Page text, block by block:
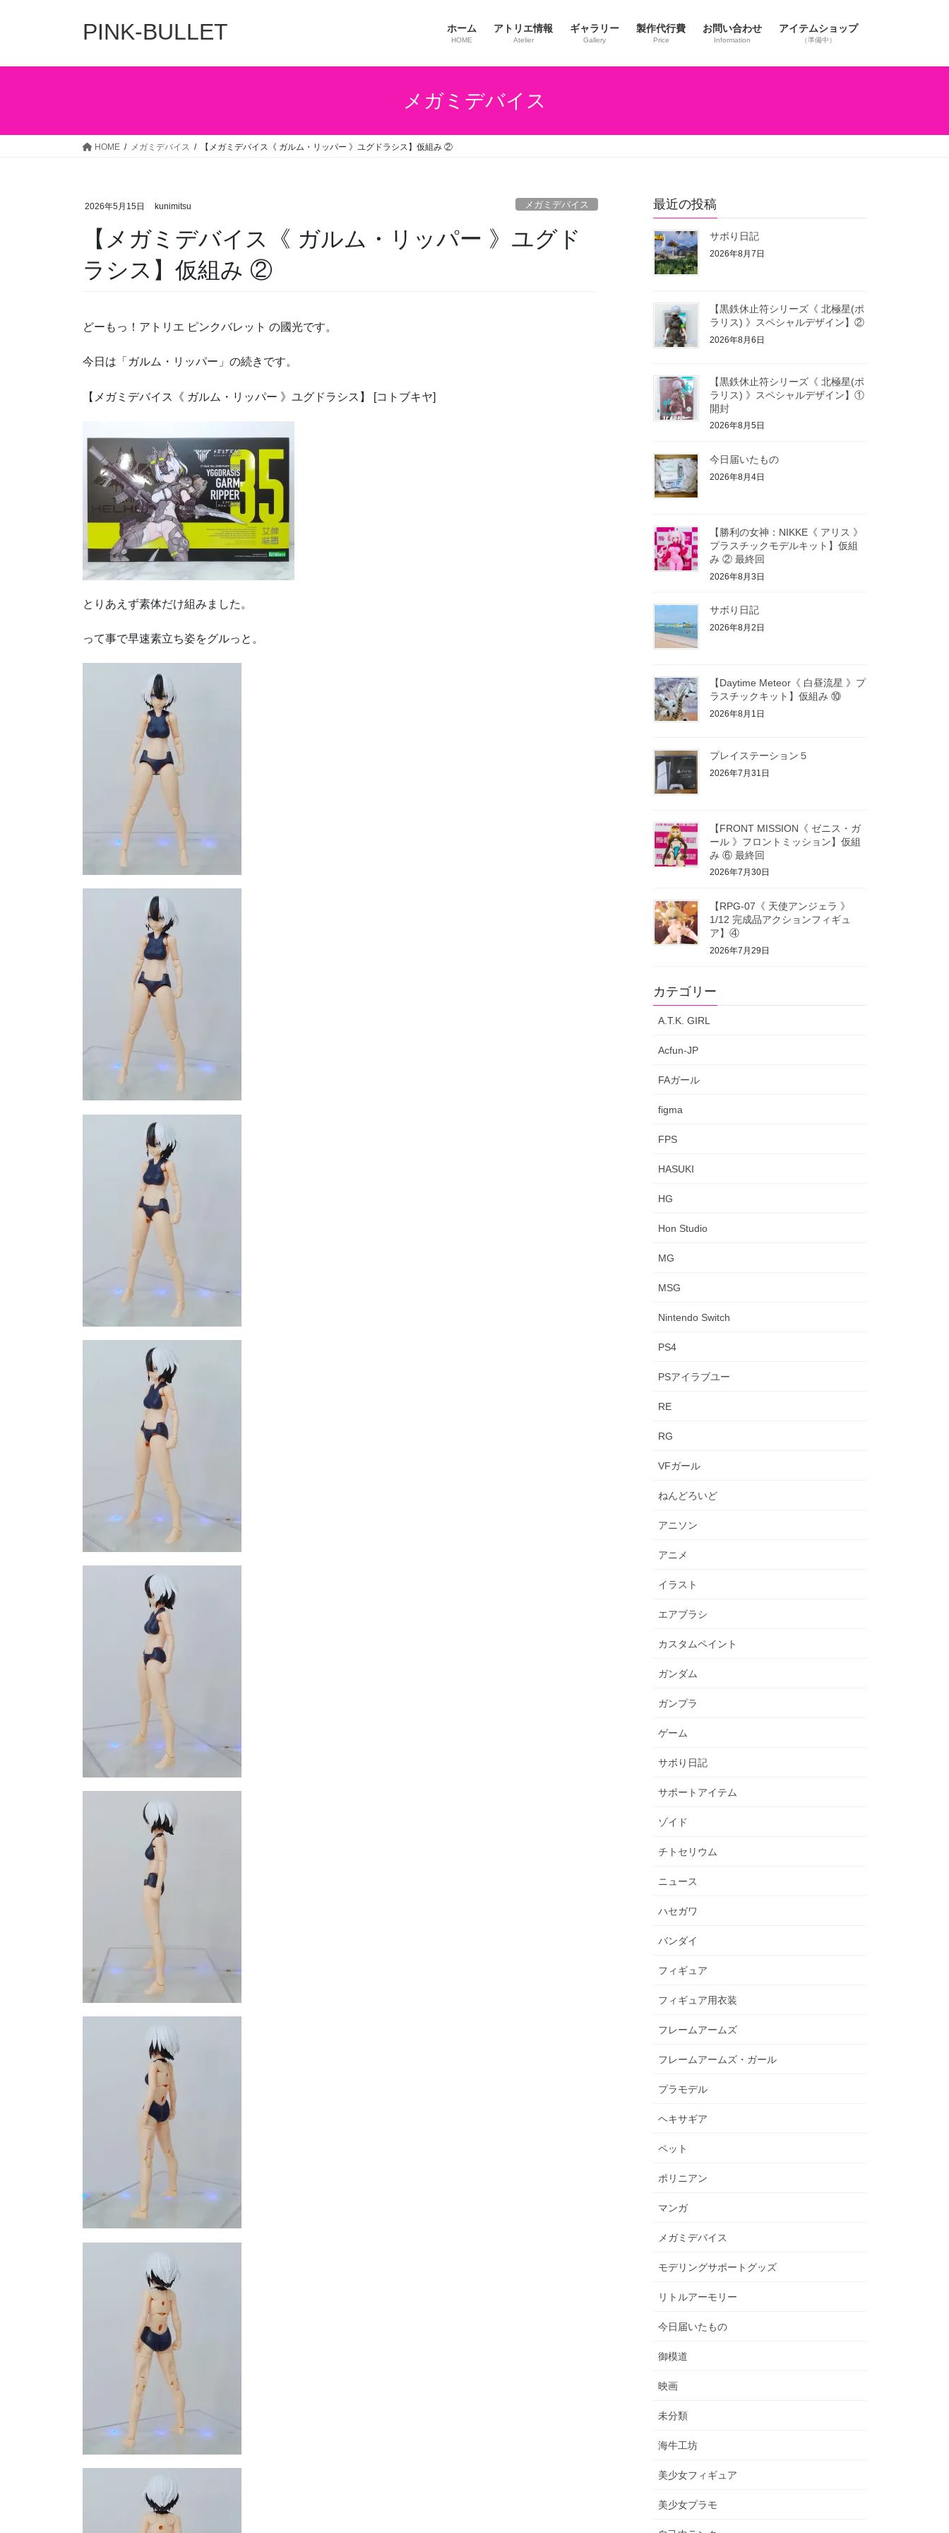
PINK-BULLET ホーム
HOME
アトリエ情報
Atelier
ギャラリー
Gallery
製作代行費
Price
お問い合わせ
Information
アイテムショップ
（準備中）
メガミデバイス
HOME メガミデバイス 【メガミデバイス《 ガルム・リッパー 》ユグドラシス】仮組み ②
2026年5月15日 kunimitsu メガミデバイス
【メガミデバイス《 ガルム・リッパー 》ユグド
ラシス】仮組み ②
どーもっ！アトリエ ピンクバレット の國光です。
今日は「ガルム・リッパー」の続きです。
【メガミデバイス《 ガルム・リッパー 》ユグドラシス】 [コトブキヤ]
とりあえず素体だけ組みました。
って事で早速素立ち姿をグルっと。
最近の投稿
サボり日記
2026年8月7日
【黒鉄休止符シリーズ《 北極星(ポ
ラリス) 》スペシャルデザイン】②
2026年8月6日
【黒鉄休止符シリーズ《 北極星(ポ
ラリス) 》スペシャルデザイン】①
開封
2026年8月5日
今日届いたもの
2026年8月4日
【勝利の女神：NIKKE《 アリス 》
プラスチックモデルキット】仮組
み ② 最終回
2026年8月3日
サボり日記
2026年8月2日
【Daytime Meteor《 白昼流星 》プ
ラスチックキット】仮組み ⑩
2026年8月1日
プレイステーション５
2026年7月31日
【FRONT MISSION《 ゼニス・ガ
ール 》フロントミッション】仮組
み ⑥ 最終回
2026年7月30日
【RPG-07《 天使アンジェラ 》
1/12 完成品アクションフィギュ
ア】④
2026年7月29日
カテゴリー
A.T.K. GIRL
Acfun-JP
FAガール
figma
FPS
HASUKI
HG
Hon Studio
MG
MSG
Nintendo Switch
PS4
PSアイラブユー
RE
RG
VFガール
ねんどろいど
アニソン
アニメ
イラスト
エアブラシ
カスタムペイント
ガンダム
ガンプラ
ゲーム
サボり日記
サポートアイテム
ゾイド
チトセリウム
ニュース
ハセガワ
バンダイ
フィギュア
フィギュア用衣装
フレームアームズ
フレームアームズ・ガール
プラモデル
ヘキサギア
ペット
ポリニアン
マンガ
メガミデバイス
モデリングサポートグッズ
リトルアーモリー
今日届いたもの
御模道
映画
未分類
海牛工坊
美少女フィギュア
美少女プラモ